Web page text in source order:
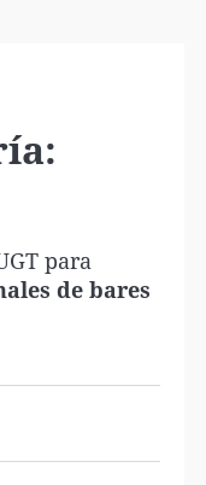
para
de bares